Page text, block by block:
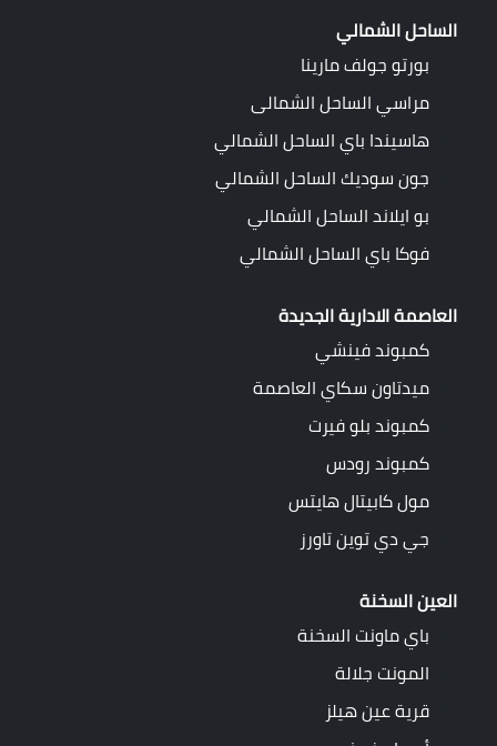
الساحل الشمالي
بورتو جولف مارينا
مراسي الساحل الشمالى
هاسيندا باي الساحل الشمالي
جون سوديك الساحل الشمالي
بو ايلاند الساحل الشمالي
فوكا باي الساحل الشمالي
العاصمة الادارية الجديدة
كمبوند فينشي
ميدتاون سكاي العاصمة
كمبوند بلو فيرت
كمبوند رودس
مول كابيتال هايتس
جي دي توين تاورز
العين السخنة
باي ماونت السخنة
المونت جلالة
قرية عين هيلز